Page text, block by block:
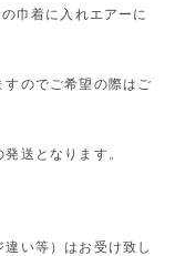
巾着に入れエアーに
のでご希望の際はご
送となります。
い等）はお受け致し